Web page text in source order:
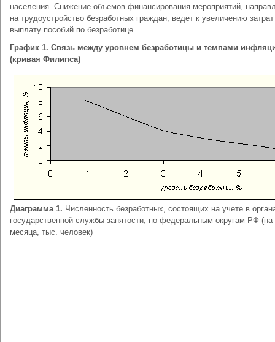
населения. Снижение объемов финансирования мероприятий,
на трудоустройство безработных граждан, ведет к увеличению
выплату пособий по безработице.
График 1. Связь между уровнем безработицы и темпами
(кривая Филипса)
Диаграмма 1. Численность безработных, состоящих на учете в
государственной службы занятости, по федеральным округам РФ (на
месяца, тыс. человек)